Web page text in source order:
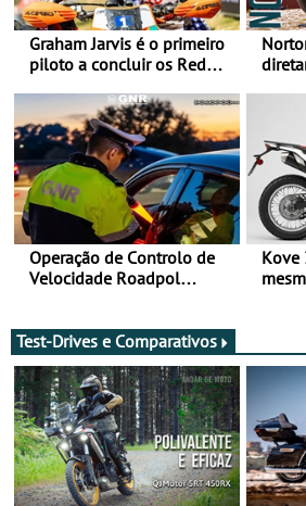
Graham Jarvis é o primeiro
piloto a concluir os Red
moto elétrica
Operação de Controlo de
Velocidade Roadpol
Kove
Test-Drives e Comparativos